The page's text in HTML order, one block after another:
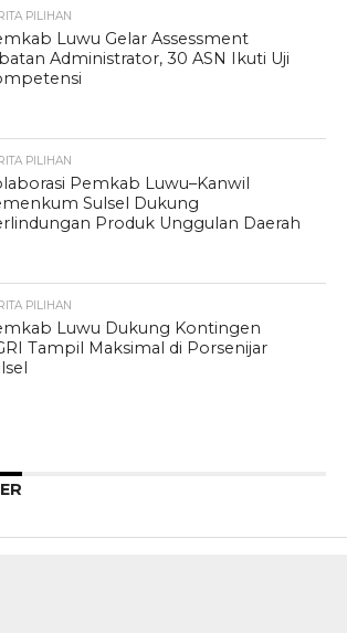
PILIHAN
Luwu Gelar Assessment
Administrator, 30 ASN Ikuti Uji
PILIHAN
Pemkab Luwu–Kanwil
Sulsel Dukung
Produk Unggulan Daerah
PILIHAN
Luwu Dukung Kontingen
Tampil Maksimal di Porsenijar